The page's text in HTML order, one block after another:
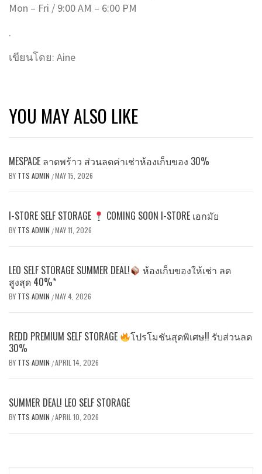
Mon – Fri / 9:00 AM – 6:00 PM
.
เขียนโดย: Aine
YOU MAY ALSO LIKE
MESPACE ลาดพร้าว ส่วนลดค่าเช่าห้องเก็บของ 30%
BY TTS ADMIN /MAY 15, 2026
I-STORE SELF STORAGE COMING SOON I-STORE เอกมัย
BY TTS ADMIN /MAY 11, 2026
LEO SELF STORAGE SUMMER DEAL!
ห้องเก็บของให้เช่า ลด
สูงสุด 40%*
BY TTS ADMIN /MAY 4, 2026
REDD PREMIUM SELF STORAGE
โปรโมชันสุดพิเศษ!! รับส่วนลด
30%
BY TTS ADMIN /APRIL 14, 2026
SUMMER DEAL! LEO SELF STORAGE
BY TTS ADMIN /APRIL 10, 2026